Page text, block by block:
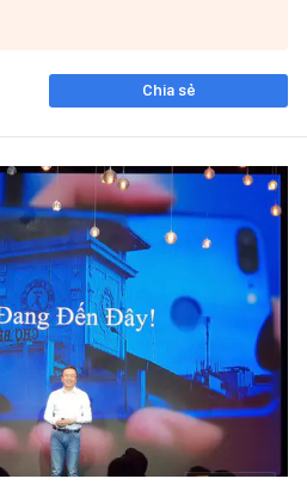
Chia sẻ